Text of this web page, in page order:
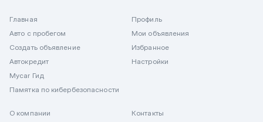
Главная
Авто с пробегом
Создать объявление
Автокредит
Mycar Гид
Памятка по кибербезопасности
Профиль
Мои объявления
Избранное
Настройки
О компании
Контакты